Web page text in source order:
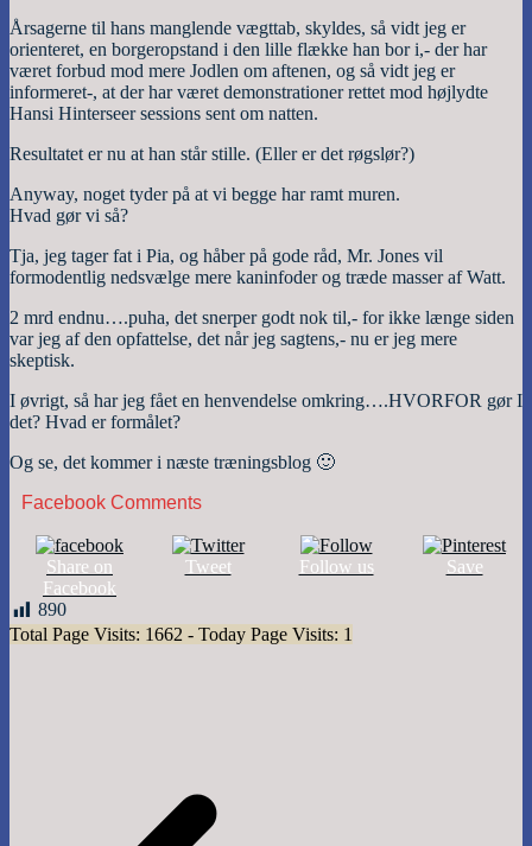
Årsagerne til hans manglende vægttab, skyldes, så vidt jeg er
orienteret, en borgeropstand i den lille flække han bor i,- der har
været forbud mod mere Jodlen om aftenen, og så vidt jeg er
informeret-, at der har været demonstrationer rettet mod højlydte
Hansi Hinterseer sessions sent om natten.
Resultatet er nu at han står stille. (Eller er det røgslør?)
Anyway, noget tyder på at vi begge har ramt muren.
Hvad gør vi så?
Tja, jeg tager fat i Pia, og håber på gode råd, Mr. Jones vil
formodentlig nedsvælge mere kaninfoder og træde masser af Watt.
2 mrd endnu….puha, det snerper godt nok til,- for ikke længe siden
var jeg af den opfattelse, det når jeg sagtens,- nu er jeg mere
skeptisk.
I øvrigt, så har jeg fået en henvendelse omkring….HVORFOR gør I
det? Hvad er formålet?
Og se, det kommer i næste træningsblog 🙂
Facebook Comments
Share on
Facebook
Tweet Follow us Save
890
Total Page Visits: 1662 - Today Page Visits: 1